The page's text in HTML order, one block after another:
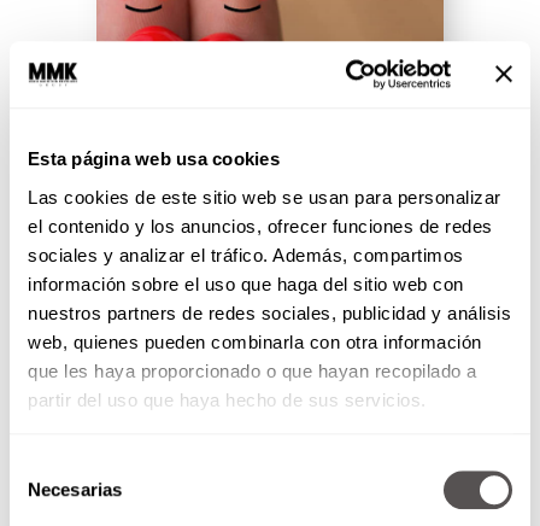
Esta página web usa cookies
Las cookies de este sitio web se usan para personalizar
el contenido y los anuncios, ofrecer funciones de redes
sociales y analizar el tráfico. Además, compartimos
información sobre el uso que haga del sitio web con
nuestros partners de redes sociales, publicidad y análisis
web, quienes pueden combinarla con otra información
que les haya proporcionado o que hayan recopilado a
partir del uso que haya hecho de sus servicios.
Necesarias
Consultorio del amor con Mario
Guerra
¡Hoy es el consultorio del amor
con Mario Guerra! Va a
responder todas sus dudas y
agobios en el amor.